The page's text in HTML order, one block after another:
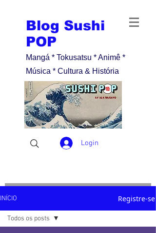
Blog Sushi
POP
Mangá * Tokusatsu * Animê *
Música * Cultura & História
Login
INÍCIO Registre-se
Todos os posts